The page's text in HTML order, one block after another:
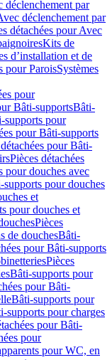
déclenchement par
déclenchement par
détachées pour Avec
Kits de
d’installation et de
pour ParoisSystèmes
pour
Bâti-supportsBâti-
supports pour
pour Bâti-supports
pour Bâti-
Pièces détachées
pour douches avec
supports pour douches
et
pour douches et
Pièces
de douchesBâti-
pour Bâti-supports
Pièces
Bâti-supports pour
pour Bâti-
Bâti-supports pour
supports pour charges
pour Bâti-
pour
pour WC, en